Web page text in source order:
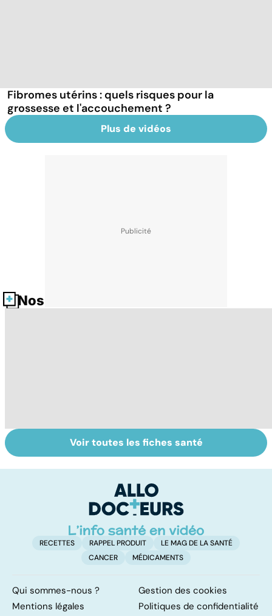
Fibromes utérins : quels risques pour la
grossesse et l'accouchement ?
Plus de vidéos
Nos fiches santé
Fibromes utérins
: des tumeurs
Tout savoir sur
les infections
Voir toutes les fiches santé
RECETTES RAPPEL PRODUIT
LE MAG DE LA SANTÉ
CANCER
MÉDICAMENTS
Qui sommes-nous ?
Gestion des cookies
Mentions légales
Politiques de confidentialité